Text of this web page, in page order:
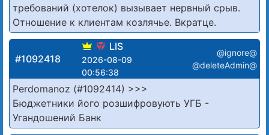
требований (хотелок) вызывает нервный срыв.
Отношение к клиентам козлячье. Вкратце.
#1092418
LIS
2026-08-09
00:56:38
@ignore@
@deleteAdmin@
Perdomanoz (#1092414) >>>
Бюджетники його розшифровують УГБ -
Угандошений Банк